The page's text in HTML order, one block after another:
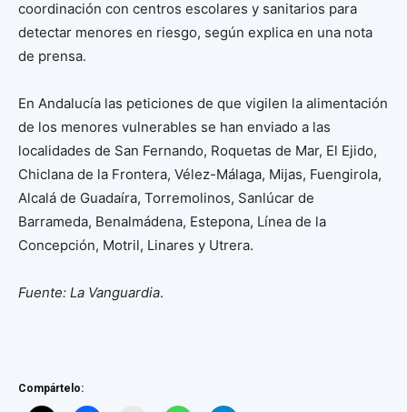
coordinación con centros escolares y sanitarios para
detectar menores en riesgo, según explica en una nota
de prensa.
En Andalucía las peticiones de que vigilen la alimentación
de los menores vulnerables se han enviado a las
localidades de San Fernando, Roquetas de Mar, El Ejido,
Chiclana de la Frontera, Vélez-Málaga, Mijas, Fuengirola,
Alcalá de Guadaíra, Torremolinos, Sanlúcar de
Barrameda, Benalmádena, Estepona, Línea de la
Concepción, Motril, Linares y Utrera.
Fuente: La Vanguardia.
Compártelo: